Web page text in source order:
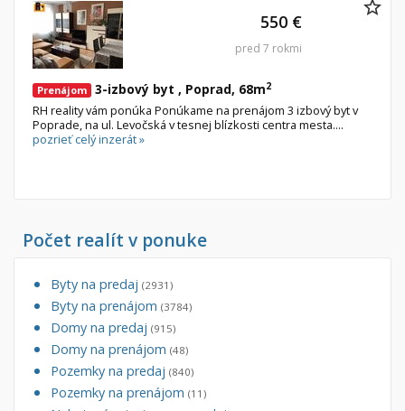
Prenájom 3-izbový byt , Poprad, 68m2
RH reality vám ponúka Ponúkame na prenájom 3 izbový byt v
Poprade, na ul. Levočská v tesnej blízkosti centra mesta....
pozrieť celý inzerát »
550 €
pred 7 rokmi
Počet realít v ponuke
Byty na predaj (2931)
Byty na prenájom (3784)
Domy na predaj (915)
Domy na prenájom (48)
Pozemky na predaj (840)
Pozemky na prenájom (11)